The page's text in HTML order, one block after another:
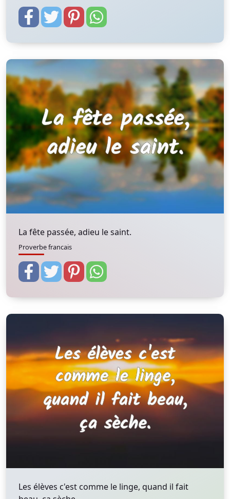
La fête passée, adieu le saint.
Proverbe francais
Les élèves c'est comme le linge, quand il fait